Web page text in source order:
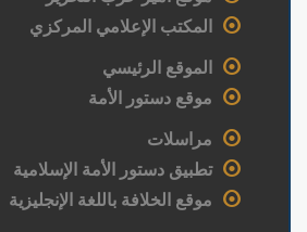
المكتب الإعلامي المركزي
الموقع الرئيسي
موقع دستور الأمة
مراسلات
تطبيق دستور الأمة الإسلامية
موقع الخلافة باللغة الإنجليزية